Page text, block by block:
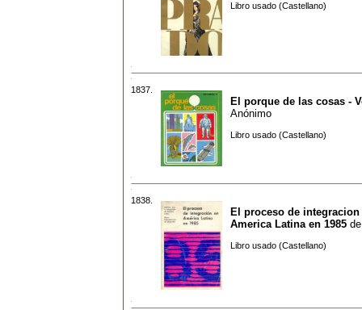
Libro usado (Castellano)
1837.
El porque de las cosas -
Anónimo
Libro usado (Castellano)
1838.
El proceso de integracion
America Latina en 1985
Libro usado (Castellano)